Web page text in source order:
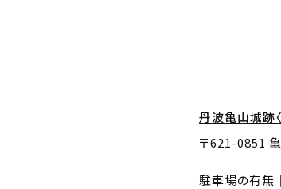
丹波亀山城跡
〒621-0851
駐車場の有無